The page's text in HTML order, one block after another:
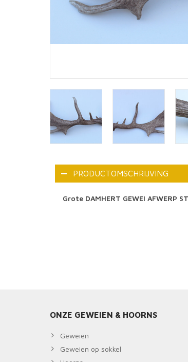
PRODUCTOMSCHRIJVING
Grote DAMHERT GEWEI AFWERP
ONZE GEWEIEN & HOORNS
Geweien
Geweien op sokkel